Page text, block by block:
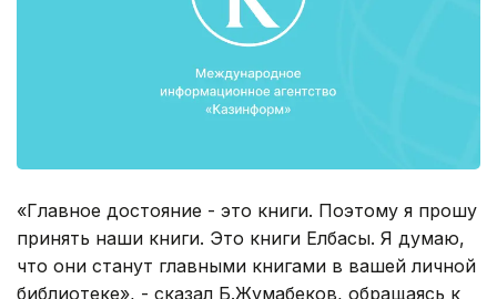
«Главное достояние - это книги. Поэтому я прошу
принять наши книги. Это книги Елбасы. Я думаю,
что они станут главными книгами в вашей личной
библиотеке», - сказал Б.Жумабеков, обращаясь к